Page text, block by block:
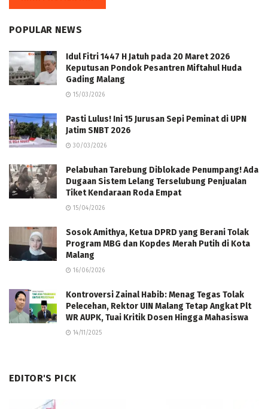
POPULAR NEWS
Idul Fitri 1447 H Jatuh pada 20 Maret 2026
Keputusan Pondok Pesantren Miftahul Huda
Gading Malang
15/03/2026
Pasti Lulus! Ini 15 Jurusan Sepi Peminat di UPN
Jatim SNBT 2026
30/03/2026
Pelabuhan Tarebung Diblokade Penumpang! Ada
Dugaan Sistem Lelang Terselubung Penjualan
Tiket Kendaraan Roda Empat
15/04/2026
Sosok Amithya, Ketua DPRD yang Berani Tolak
Program MBG dan Kopdes Merah Putih di Kota
Malang
16/06/2026
Kontroversi Zainal Habib: Menag Tegas Tolak
Pelecehan, Rektor UIN Malang Tetap Angkat Plt
WR AUPK, Tuai Kritik Dosen Hingga Mahasiswa
14/11/2025
EDITOR'S PICK